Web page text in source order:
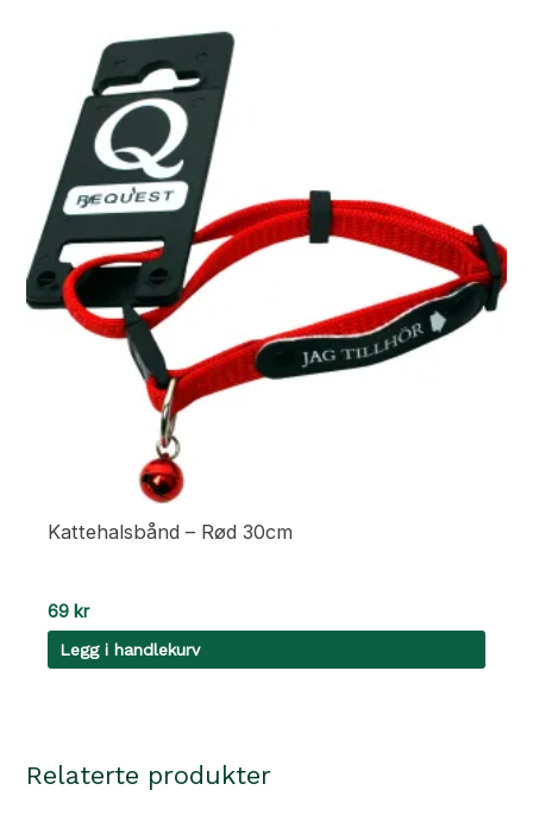
Kattehalsbånd – Rød 30cm
69 kr
Legg i handlekurv
Relaterte produkter